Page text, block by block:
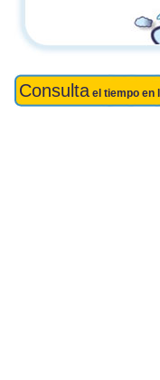
Consulta el tiempo en